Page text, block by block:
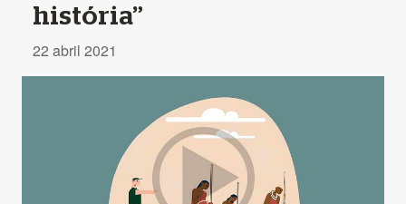
história”
22 abril 2021